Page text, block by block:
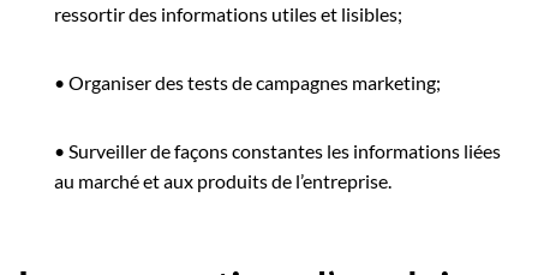
ressortir des informations utiles et lisibles;
• Organiser des tests de campagnes marketing;
• Surveiller de façons constantes les informations liées
au marché et aux produits de l’entreprise.